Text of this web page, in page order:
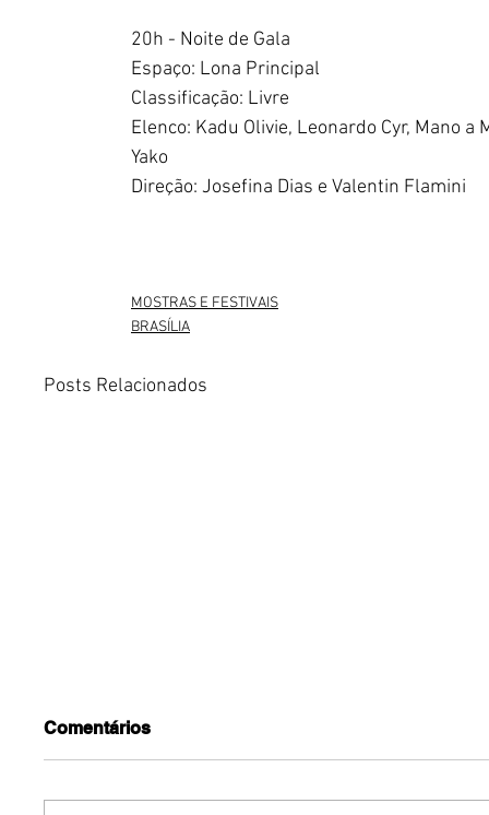
20h - Noite de Gala
Espaço: Lona Principal
Classificação: Livre
Elenco: Kadu Olivie, Leonardo Cyr, Mano
Yako
Direção: Josefina Dias e Valentin Flamini
MOSTRAS E FESTIVAIS
BRASÍLIA
Posts Relacionados
Comentários